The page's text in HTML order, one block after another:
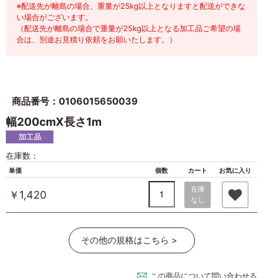
※配送先が離島の場合、重量が25kg以上となりますと配送ができな
い場合がございます。
（配送先が離島の場合で重量が25kg以上となる加工品ご希望の場
合は、別途お見積り依頼をお願いたします。）
商品番号：0106015650039
幅200cmX長さ1m
在庫数：
単価 個数 カート お気に入り
￥1,420
在庫
なし
その他の規格はこちら >
この商品について問い合わせる